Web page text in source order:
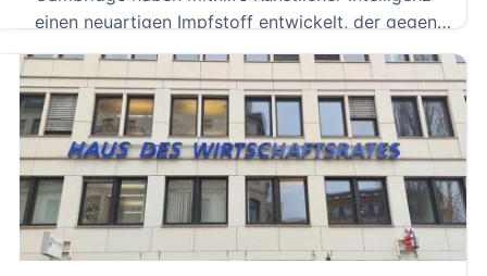
einen neuartigen Impfstoff entwickelt, der gegen
ein breites Spektrum […]